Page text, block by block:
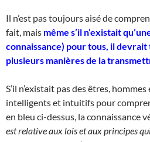
Il n’est pas toujours aisé de
fait, mais même s’il n’existait
connaissance) pour tous, il
plusieurs manières de la
S’il n’existait pas des êtres,
intelligents et intuitifs pour
en bleu ci-dessus, la connaissance
est relative aux lois et aux principes